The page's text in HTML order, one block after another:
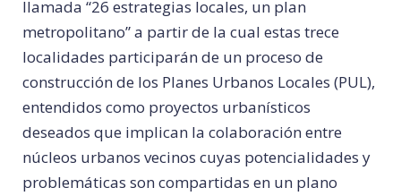
llamada “26 estrategias locales, un plan
metropolitano” a partir de la cual estas trece
localidades participarán de un proceso de
construcción de los Planes Urbanos Locales (PUL),
entendidos como proyectos urbanísticos
deseados que implican la colaboración entre
núcleos urbanos vecinos cuyas potencialidades y
problemáticas son compartidas en un plano